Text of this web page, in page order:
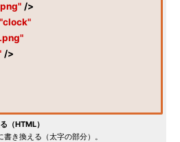
/>
"clock"
/>
（HTML）
き換える（太字の部分）。